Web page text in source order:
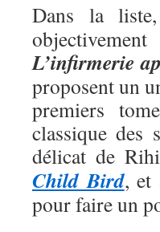
Dans la
L’infirmerie
proposent un
premiers
classique des
délicat de
Child Bird, et
pour faire un